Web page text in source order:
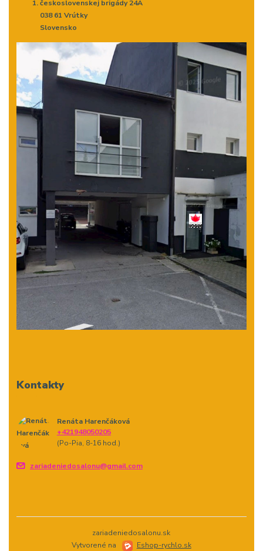
československej brigády 24A
038 61 Vrútky
Slovensko
Kontakty
Renáta Harenčáková
+421948050205
(Po-Pia, 8-16 hod.)
zariadeniedosalonu@gmail.com
zariadeniedosalonu.sk
Vytvorené na
Eshop-rychlo.sk